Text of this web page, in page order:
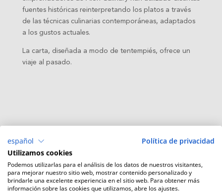
fuentes históricas reinterpretando los platos a través
de las técnicas culinarias contemporáneas, adaptados
a los gustos actuales.
La carta, diseñada a modo de tentempiés, ofrece un
viaje al pasado.
Entradas recientes
Conciertos de verano en el chiringuito
español
Política de privacidad
Utilizamos cookies
Podemos utilizarlas para el análisis de los datos de nuestros visitantes,
para mejorar nuestro sitio web, mostrar contenido personalizado y
brindarle una excelente experiencia en el sitio web. Para obtener más
información sobre las cookies que utilizamos, abre los ajustes.